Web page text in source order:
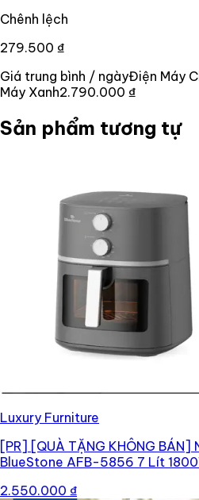
Chênh lệch
279.500 ₫
Giá trung bình / ngàyĐiện Máy
Máy Xanh2.790.000 ₫
Sản phẩm tương tự
Luxury Furniture
[PR] [QUÀ TẶNG KHÔNG BÁN]
BlueStone AFB-5856 7 Lít
2.550.000 ₫